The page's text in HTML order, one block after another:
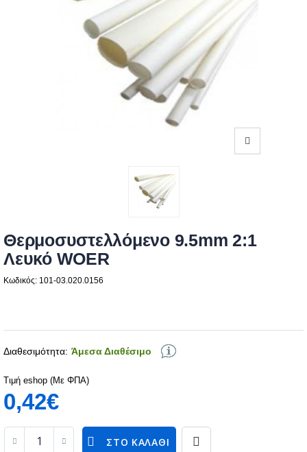
Θερμοσυστελλόμενο 9.5mm 2:1
Λευκό WOER
Κωδικός: 101-03.020.0156
Διαθεσιμότητα: Άμεσα Διαθέσιμο
Τιμή eshop (Με ΦΠΑ)
0,42€
ΣΤΟ ΚΑΛΆΘΙ